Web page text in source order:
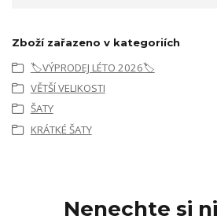
Zboží zařazeno v kategoriích
🏷️VÝPRODEJ LÉTO 2026🏷️
VĚTŠÍ VELIKOSTI
ŠATY
KRÁTKÉ ŠATY
Nenechte si